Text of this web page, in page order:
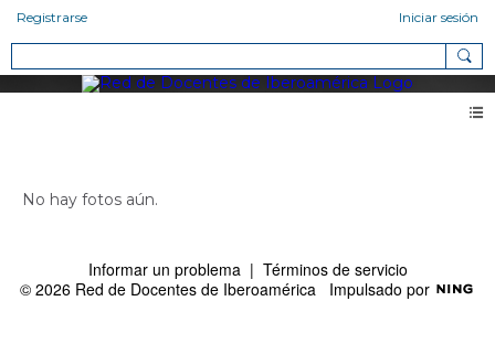
Registrarse Iniciar sesión
No hay fotos aún.
Informar un problema| Términos de servicio
© 2026 Red de Docentes de Iberoamérica Impulsado por